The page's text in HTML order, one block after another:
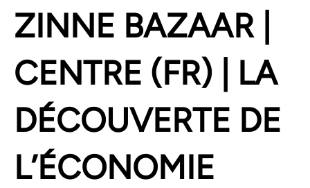
ZINNE BAZAAR |
CENTRE (FR) | LA
DÉCOUVERTE DE
L’ÉCONOMIE